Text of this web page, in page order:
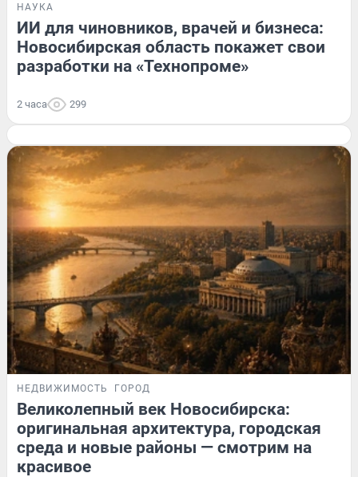
НАУКА
ИИ для чиновников, врачей и бизнеса:
Новосибирская область покажет свои
разработки на «Технопроме»
2 часа 299
НЕДВИЖИМОСТЬ ГОРОД
Великолепный век Новосибирска:
оригинальная архитектура, городская
среда и новые районы — смотрим на
красивое